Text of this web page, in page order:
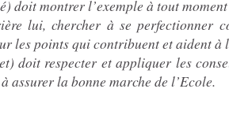
doit montrer l’exemple à tout
lui, chercher à se perfectionner
les points qui contribuent et aident à
doit respecter et appliquer les
assurer la bonne marche de l’Ecole.